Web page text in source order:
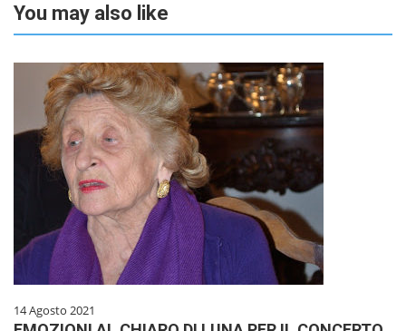
You may also like
14 Agosto 2021